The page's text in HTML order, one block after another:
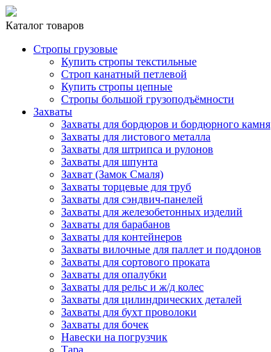
Каталог товаров
Стропы грузовые
Купить стропы текстильные
Строп канатный петлевой
Купить стропы цепные
Стропы большой грузоподъёмности
Захваты
Захваты для бордюров и бордюрного камня
Захваты для листового металла
Захваты для штрипса и рулонов
Захваты для шпунта
Захват (Замок Смаля)
Захваты торцевые для труб
Захваты для сэндвич-панелей
Захваты для железобетонных изделий
Захваты для барабанов
Захваты для контейнеров
Захваты вилочные для паллет и поддонов
Захваты для сортового проката
Захваты для опалубки
Захваты для рельс и ж/д колес
Захваты для цилиндрических деталей
Захваты для бухт проволоки
Захваты для бочек
Навески на погрузчик
Тара